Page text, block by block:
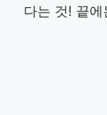
다는 것! 끝